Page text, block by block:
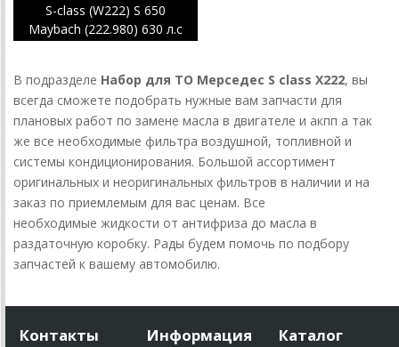
S-class (W222) S 650
Maybach (222.980) 630 л.с
В подразделе Набор для ТО Мерседес S class X222, вы
всегда сможете подобрать нужные вам запчасти для
плановых работ по замене масла в двигателе и акпп а так
же все необходимые фильтра воздушной, топливной и
системы кондиционирования. Большой ассортимент
оригинальных и неоригинальных фильтров в наличии и на
заказ по приемлемым для вас ценам. Все
необходимые жидкости от антифриза до масла в
раздаточную коробку. Рады будем помочь по подбору
запчастей к вашему автомобилю.
Контакты Информация Каталог